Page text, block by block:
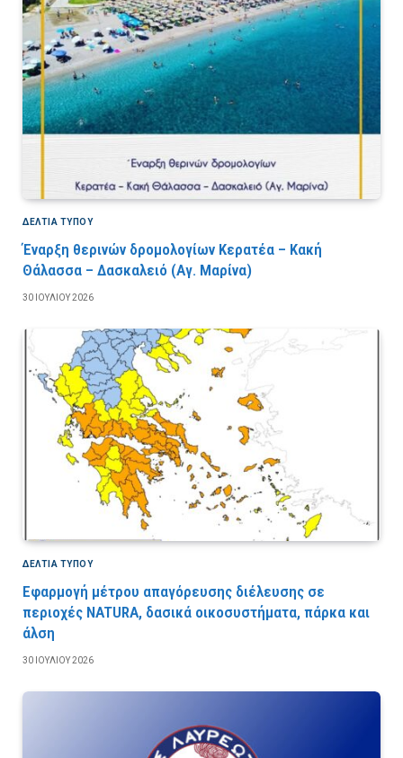
ΔΕΛΤΙΑ ΤΥΠΟΥ
Έναρξη θερινών δρομολογίων Κερατέα – Κακή
Θάλασσα – Δασκαλειό (Αγ. Μαρίνα)
30 ΙΟΥΛΊΟΥ 2026
ΔΕΛΤΙΑ ΤΥΠΟΥ
Εφαρμογή μέτρου απαγόρευσης διέλευσης σε
περιοχές NATURA, δασικά οικοσυστήματα, πάρκα και
άλση
30 ΙΟΥΛΊΟΥ 2026